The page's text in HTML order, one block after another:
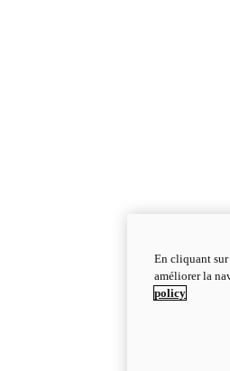
En cliquant sur
améliorer la
policy